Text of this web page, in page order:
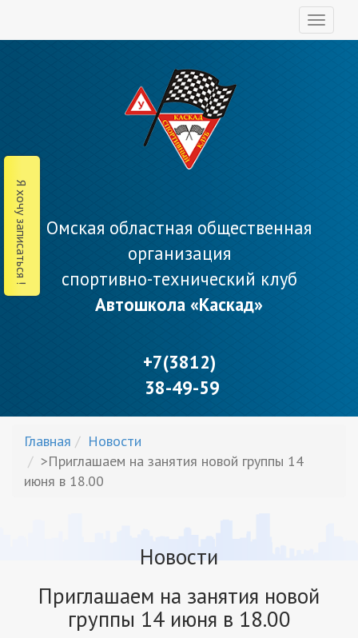
Я хочу записаться !
Toggle
Омская областная общественная
организация
спортивно-технический клуб
Автошкола «Каскад»
+7(3812)
38-49-59
Главная
Новости
>Приглашаем на занятия новой группы 14
июня в 18.00
Новости
Приглашаем на занятия новой
группы 14 июня в 18.00